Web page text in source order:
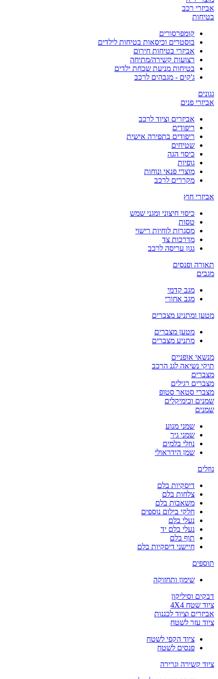
אביזרי רכב
בטיחות
קומפרסורים
בוסטרים וכיסאות בטיחות לילדים
אביזרי בטיחות חירום
רצועות קשירה/מתיחה
בטיחות מניעת שכחת ילדים
ג'קים - מגבהים לרכב
גגונים
אביזרי פנים
אביזרים וציוד לרכב
ריפודים
ריפודים בתפירה אישית
שטיחים
כיסוי הגה
גופיות
מוצרי פנאי ונוחות
מקררים לרכב
אביזרי חוץ
כיסוי חיצוני ומגני שמש
טסות
מסגרות לוחיות רישוי
מדרכות צד
גגון עריסה לרכב
תאורה ופנסים
מגבים
מגב קדמי
מגב אחורי
מטען ומתניע מצברים
מטען מצברים
מתניע מצברים
מנשאי אופניים
תיקי נשיאה לגג הרכב
מצברים
מצברים רגילים
מצברי סטאר סטופ
שמנים וכימיקלים
שמנים
שמני מנוע
שמני גיר
נוזלי בלמים
שמן הידראולי
נוזלים
דיסקיות בלם
צלחות בלם
משאבות בלם
חלקי בילום נוספים
נעלי בלם
נעלי בלם יד
תוף בלם
חיישני דיסקיות בלם
תוספים
שימון ותחזוקה
דבקים וסיליקון
ציוד שטח 4X4
אביזרים וציוד לכננות
ציוד עזר לשטח
ציוד הקפי לשטח
פנסים לשטח
ציוד קשירה וגרירה